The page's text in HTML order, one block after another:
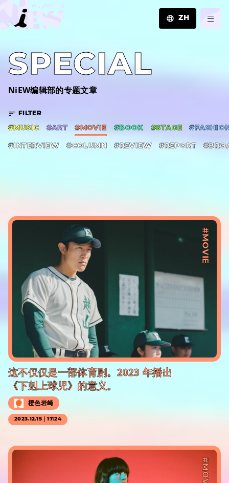
ZH
SPECIAL
NiEW编辑部的专题文章
FILTER
#MUSIC #ART #MOVIE #BOOK #STAGE
#INTERVIEW #COLUMN #REVIEW #REPORT
#MOVIE
这不仅仅是一部体育剧。2023 年播出
《下剋上球児》的意义。
橙色岩崎
2023.12.15｜17:24
#MOVIE